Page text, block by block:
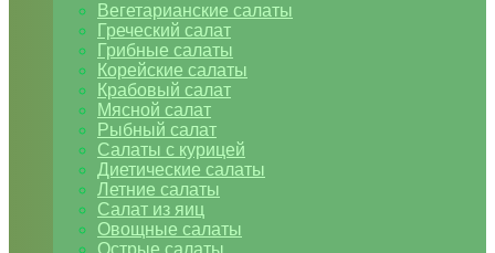
Вегетарианские салаты
Греческий салат
Грибные салаты
Корейские салаты
Крабовый салат
Мясной салат
Рыбный салат
Салаты с курицей
Диетические салаты
Летние салаты
Салат из яиц
Овощные салаты
Острые салаты